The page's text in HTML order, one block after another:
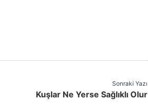
Sonraki Yazı
Kuşlar Ne Yerse Sağlıklı Olur